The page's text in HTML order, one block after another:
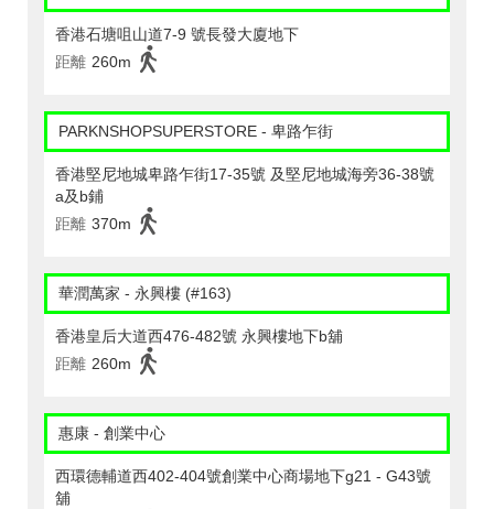
香港石塘咀山道7-9 號長發大廈地下
距離 260m
PARKNSHOPSUPERSTORE - 卑路乍街
香港堅尼地城卑路乍街17-35號 及堅尼地城海旁36-38號
a及b鋪
距離 370m
華潤萬家 - 永興樓 (#163)
香港皇后大道西476-482號 永興樓地下b舖
距離 260m
惠康 - 創業中心
西環德輔道西402-404號創業中心商場地下g21 - G43號
舖